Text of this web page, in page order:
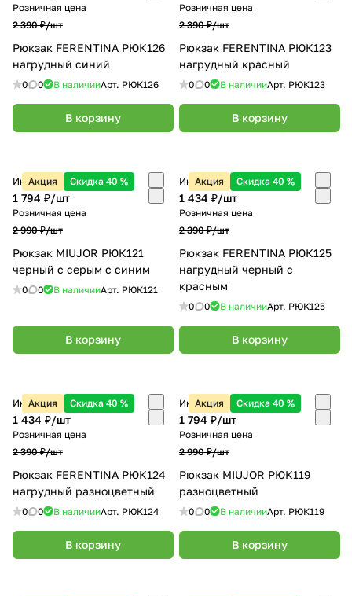
Розничная цена
2 390 ₽/шт
Рюкзак FERENTINA РЮК126
нагрудный синий
0 0 В наличииАрт. РЮК126
В корзину
Розничная цена
2 390 ₽/шт
Рюкзак FERENTINA РЮК123
нагрудный красный
0 0 В наличииАрт. РЮК123
В корзину
Акция Скидка 40 %
Интернет-магазин
1 794 ₽/шт
Розничная цена
2 990 ₽/шт
Рюкзак MIUJOR РЮК121
черный с серым с синим
0 0 В наличииАрт. РЮК121
В корзину
Акция Скидка 40 %
Интернет-магазин
1 434 ₽/шт
Розничная цена
2 390 ₽/шт
Рюкзак FERENTINA РЮК125
нагрудный черный с
красным
0 0 В наличииАрт. РЮК125
В корзину
Акция Скидка 40 %
Интернет-магазин
1 434 ₽/шт
Розничная цена
2 390 ₽/шт
Рюкзак FERENTINA РЮК124
нагрудный разноцветный
0 0 В наличииАрт. РЮК124
В корзину
Акция Скидка 40 %
Интернет-магазин
1 794 ₽/шт
Розничная цена
2 990 ₽/шт
Рюкзак MIUJOR РЮК119
разноцветный
0 0 В наличииАрт. РЮК119
В корзину